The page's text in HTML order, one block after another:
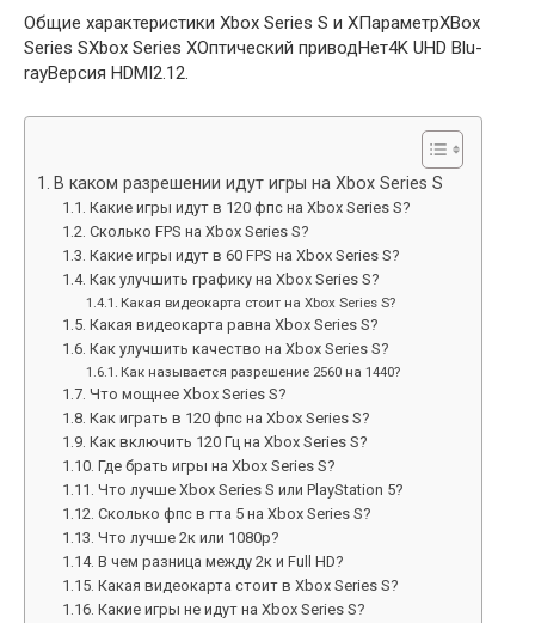
Общие характеристики Xbox Series S и XПараметрXBox
Series SXbox Series XОптический приводНет4K UHD Blu-
rayВерсия HDMI2.12.
В каком разрешении идут игры на Xbox Series S
Какие игры идут в 120 фпс на Xbox Series S?
Сколько FPS на Xbox Series S?
Какие игры идут в 60 FPS на Xbox Series S?
Как улучшить графику на Xbox Series S?
Какая видеокарта стоит на Xbox Series S?
Какая видеокарта равна Xbox Series S?
Как улучшить качество на Xbox Series S?
Как называется разрешение 2560 на 1440?
Что мощнее Xbox Series S?
Как играть в 120 фпс на Xbox Series S?
Как включить 120 Гц на Xbox Series S?
Где брать игры на Xbox Series S?
Что лучше Xbox Series S или PlayStation 5?
Сколько фпс в гта 5 на Xbox Series S?
Что лучше 2к или 1080p?
В чем разница между 2к и Full HD?
Какая видеокарта стоит в Xbox Series S?
Какие игры не идут на Xbox Series S?